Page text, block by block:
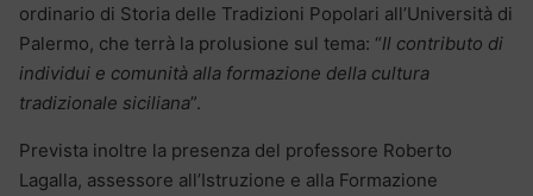
ordinario di Storia delle Tradizioni Popolari all’Università di
Palermo, che terrà la prolusione sul tema: “Il contributo di
individui e comunità alla formazione della cultura
tradizionale siciliana”.
Prevista inoltre la presenza del professore Roberto
Lagalla, assessore all’Istruzione e alla Formazione